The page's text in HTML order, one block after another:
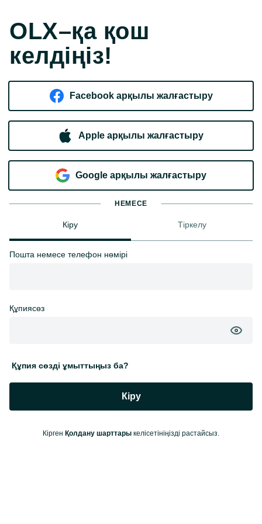
OLX–қа қош
келдіңіз!
Facebook арқылы жалғастыру
Apple арқылы жалғастыру
Google арқылы жалғастыру
НЕМЕСЕ
Кіру Тіркелу
Пошта немесе телефон нөмірі
Құпиясөз
Құпия сөзді ұмыттыңыз ба?
Кіру
Кірген Қолдану шарттары келісетініңізді растайсыз.